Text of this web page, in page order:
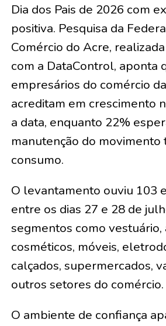
Dia dos Pais de 2026 com
positiva. Pesquisa da
Comércio do Acre,
com a DataControl, aponta
empresários do comércio
acreditam em crescimento
a data, enquanto 22%
manutenção do movimento
consumo.
O levantamento ouviu 103
entre os dias 27 e 28 de
segmentos como vestuário,
cosméticos, móveis,
calçados, supermercados,
outros setores do comércio.
O ambiente de confiança